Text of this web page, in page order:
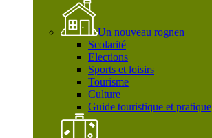
Un nouveau rognen
Scolarité
Elections
Sports et loisirs
Tourisme
Culture
Guide touristique et pratique